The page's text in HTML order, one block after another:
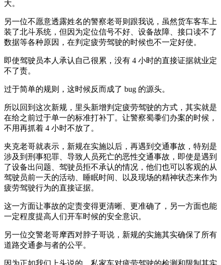
大。
另一位不愿意透露姓名的警察老哥则跟我说，虽然货车客车上
装了北斗系统，但因为定位信号不好、设备故障、接口读不了
数据等各种原因，在判定疲劳驾驶的时候也不一定好使。
即使驾驶员本人承认自己很累，没有 4 小时的直接证据就业定
不了责。
过于简单的规则，这时候反而成了 bug 的源头。
所以回到这次新规，里头新增判定疲劳驾驶的方式，其实就是
在给之前过于单一的标准打补丁。让警察蜀黍们办案的时候，
不用再抓着 4 小时不放了。
夹克老哥就表示，新规在实施以后，再遇到交通事故，特别是
涉及到刑事犯罪、导致人员死亡的恶性交通事故，即使是遇到
了设备出问题、驾驶员拒不承认的情况，他们也可以客观的从
驾驶员前一天的活动、睡眠时间、以及现场的精神状态来作为
疲劳驾驶行为的直接证据。
这一方面让事故的定责变得更清晰、更准确了，另一方面也能
一定程度提高人们开车时候的安全意识。
另一位交警老哥摩西对脖子哥说，新规的实施其实确保了所有
道路交通参与者的公平。
因为正如我们上头说的，私家车对疲劳驾驶的检测和限制其实